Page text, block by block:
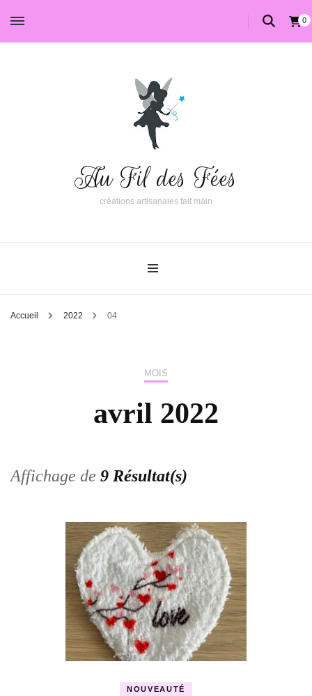
0
Au Fil des Fées
créations artisanales fait main
Accueil 2022 04
MOIS
avril 2022
Affichage de 9 Résultat(s)
NOUVEAUTÉ